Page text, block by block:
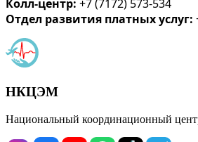
Колл-центр: +7 (7172) 573-534
Отдел развития платных услуг:
НКЦЭМ
Национальный координационный